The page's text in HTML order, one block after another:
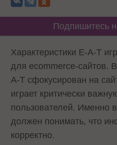
Подпишитесь
Характеристики E-A-T
для ecommerce-сайтов.
A-T сфокусирован на
играет критически
пользователей. Именно
должен понимать, что
корректно.